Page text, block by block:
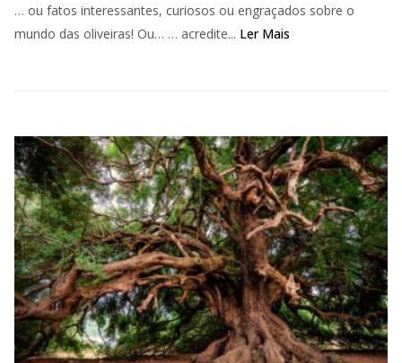
… ou fatos interessantes, curiosos ou engraçados sobre o
mundo das oliveiras! Ou… … acredite... Ler Mais